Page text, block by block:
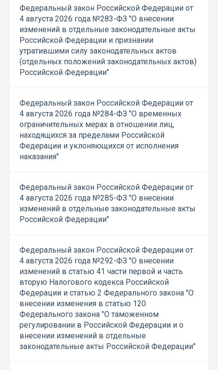
Федеральный закон Российской Федерации от
4 августа 2026 года №283-ФЗ "О внесении
изменений в отдельные законодательные акты
Российской Федерации и признании
утратившими силу законодательных актов
(отдельных положений законодательных актов)
Российской Федерации"
Федеральный закон Российской Федерации от
4 августа 2026 года №284-ФЗ "О временных
ограничительных мерах в отношении лиц,
находящихся за пределами Российской
Федерации и уклоняющихся от исполнения
наказания"
Федеральный закон Российской Федерации от
4 августа 2026 года №285-ФЗ "О внесении
изменений в отдельные законодательные акты
Российской Федерации"
Федеральный закон Российской Федерации от
4 августа 2026 года №292-ФЗ "О внесении
изменений в статью 41 части первой и часть
вторую Налогового кодекса Российской
Федерации и статью 2 Федерального закона "О
внесении изменения в статью 120
Федерального закона "О таможенном
регулировании в Российской Федерации и о
внесении изменений в отдельные
законодательные акты Российской Федерации"